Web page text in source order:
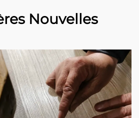
Nouvelles